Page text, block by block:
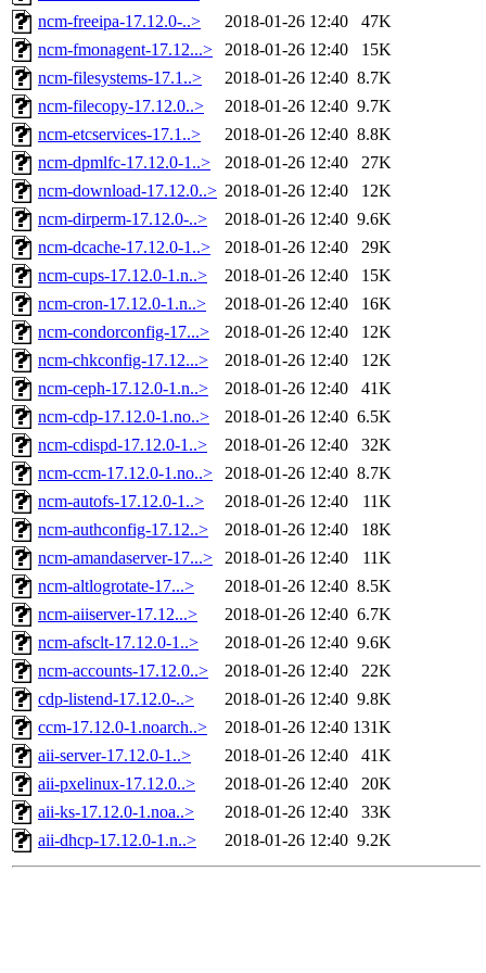
ncm-freeipa-17.12.0-..>
2018-01-26 12:40
47K
ncm-fmonagent-17.12...>
2018-01-26 12:40
15K
ncm-filesystems-17.1..>
2018-01-26 12:40 8.7K
ncm-filecopy-17.12.0..>
2018-01-26 12:40 9.7K
ncm-etcservices-17.1..>
2018-01-26 12:40 8.8K
ncm-dpmlfc-17.12.0-1..>
2018-01-26 12:40
27K
ncm-download-17.12.0..> 2018-01-26 12:40
12K
ncm-dirperm-17.12.0-..>
2018-01-26 12:40 9.6K
ncm-dcache-17.12.0-1..>
2018-01-26 12:40
29K
ncm-cups-17.12.0-1.n..>
2018-01-26 12:40
15K
ncm-cron-17.12.0-1.n..>
2018-01-26 12:40
16K
ncm-condorconfig-17...>
2018-01-26 12:40
12K
ncm-chkconfig-17.12...>
2018-01-26 12:40
12K
ncm-ceph-17.12.0-1.n..>
2018-01-26 12:40
41K
ncm-cdp-17.12.0-1.no..>
2018-01-26 12:40 6.5K
ncm-cdispd-17.12.0-1..>
2018-01-26 12:40
32K
ncm-ccm-17.12.0-1.no..>
2018-01-26 12:40 8.7K
ncm-autofs-17.12.0-1..>
2018-01-26 12:40
11K
ncm-authconfig-17.12..>
2018-01-26 12:40
18K
ncm-amandaserver-17...>
2018-01-26 12:40
11K
ncm-altlogrotate-17...>
2018-01-26 12:40 8.5K
ncm-aiiserver-17.12...>
2018-01-26 12:40 6.7K
ncm-afsclt-17.12.0-1..>
2018-01-26 12:40 9.6K
ncm-accounts-17.12.0..>
2018-01-26 12:40
22K
cdp-listend-17.12.0-..>
2018-01-26 12:40 9.8K
ccm-17.12.0-1.noarch..>
2018-01-26 12:40 131K
aii-server-17.12.0-1..>
2018-01-26 12:40
41K
aii-pxelinux-17.12.0..>
2018-01-26 12:40
20K
aii-ks-17.12.0-1.noa..>
2018-01-26 12:40
33K
aii-dhcp-17.12.0-1.n..>
2018-01-26 12:40 9.2K